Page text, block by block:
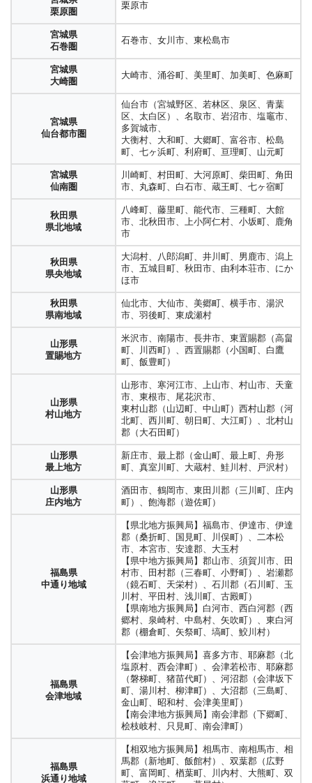
沿岸地域
住田町、大槌町、山田町、岩泉町、田野畑
岩手県
県北地域
久慈市、二戸市、普代村、軽米町、野田
宮城県
気仙沼・本吉圏
気仙沼市、南三陸町
登米圏
大崎市、加美町、栗原市、色麻町、登米
市、美里町、涌谷町
栗原市
宮城県
石巻圏
石巻市、女川市、東松島市
宮城県
大崎圏
大崎市、涌谷町、美里町、加美町、色麻町
宮城県
仙台都市圏
仙台市（宮城野区、若林区、泉区、青葉
区、太白区）、名取市、岩沼市、塩竈市、
多賀城市、
大衡村、大和町、大郷町、富谷市、松島
町、七ヶ浜町、利府町、亘理町、山元町
宮城県
仙南圏
川崎町、村田町、大河原町、柴田町、角田
市、丸森町、白石市、蔵王町、七ヶ宿町
秋田県
県北地域
八峰町、藤里町、能代市、三種町、大館
市、北秋田市、上小阿仁村、小坂町、鹿角
市
秋田県
県央地域
大潟村、八郎潟町、井川町、男鹿市、潟上
市、五城目町、秋田市、由利本荘市、にか
ほ市
秋田県
県南地域
仙北市、大仙市、美郷町、横手市、湯沢
市、羽後町、東成瀬村
山形県
置賜地方
米沢市、南陽市、長井市、東置賜郡（高畠
町、川西町）、西置賜郡（小国町、白鷹
町、飯豊町）
山形市、寒河江市、上山市、村山市、天童
市、東根市、尾花沢市、
東村山郡（山辺町、中山町）西村山郡（河
北町、西川町、朝日町、大江町）、北村山
郡（大石田町）
新庄市、最上郡（金山町、最上町、舟形
町、真室川町、大蔵村、鮭川村、戸沢村）
庄内地方
酒田市、鶴岡市、東田川郡（三川町、庄内
町）、飽海郡（遊佐町）
【県北地方振興局】福島市、伊達市、伊達
郡（桑折町、国見町、川俣町）、二本松
市、本宮市、安達郡、大玉村
【県中地方振興局】郡山市、須賀川市、田
村市、田村郡（三春町、小野町）、岩瀬郡
（鏡石町、天栄村）、石川郡（石川町、玉
川村、平田村、浅川町、古殿町）
【県南地方振興局】白河市、西白河郡（西
郷村、泉崎村、中島村、矢吹町）、東白河
郡（棚倉町、矢祭町、塙町、鮫川村）
西部地域
所沢市、飯能市、狭山市、入間市、日高市
埼玉県
川越比企地域
川越市、坂戸市、鶴ヶ島市、東松山市、
町、川島町、吉見町、鳩山町、ときがわ
町、東秩父村
埼玉県
熊谷市、深谷市、寄居町、本庄市、美里
町、神川町、上里町
埼玉県
行田市、加須市、羽生市、久喜市、蓮田
市、幸手市、白岡市、宮代町、杉戸町
埼玉県
秩父地域
秩父市、横瀬町、皆野町、長瀞町、小鹿野
町
千葉県
中央地域
千葉市（中央区、花見川区、稲毛区、若葉
区、美浜区、緑区）、市原市、佐倉市、習
志野市、八千代市、四街道市、八街市、東
金市、大網白里市
千葉県
市川市、船橋市、浦安市、鎌ヶ谷市、松戸
市、柏市、我孫子市、流山市、野田市、成
田市、白井市、印西市、印旛郡（酒々井
町、栄町）
千葉県
東地域
富里市、香取市、旭市、銚子市、匝瑳市、
香取郡（神崎町、多古町、東庄町）
茂原市、勝浦市、山武市、いすみ市、館山
市、木更津市、鴨川市、君津市、富津市、
袖ヶ浦市、南房総市、
山武郡（九十九里町、芝山市、横芝光
町）、長生郡（長生村、一宮町、睦沢町、
白子町、長柄町、長南町）、夷隅郡（大多
喜町、御宿町）、安房郡（鋸南町）
東京都
足立区、荒川区、板橋区、江戸川区、大田
区、葛飾区、北区、江東区、品川区、渋谷
区、新宿区、杉並区、墨田区、世田谷区、
台東区、中央区、千代田区、豊島区、中野
区、練馬区、文京区、港区、目黒区
多摩地域
昭島市、あきる野市、稲城市、青梅市、清
瀬市、国立市、小金井市、国分寺市、小平
市、狛江市、立川市、多摩市、調布市、西
東京市、八王子市、羽村市、東久留米市、
東村山市、東大和市、日野市、府中市、福
生市、町田市、三鷹市、武蔵野市、武蔵村
山市、
西多摩郡（奥多摩町、日の出町、瑞穂町、
檜原村）
大島町、利島村、新島村、神津島村、三宅
村、御蔵島村、八丈町、青ヶ島村、小笠原
支庁、小笠原村
神奈川県
横浜市（青葉区、旭区、泉区、磯子区、神
奈川区、金沢区、港南区、港北区、栄区、
瀬谷区、都筑区、鶴見区、戸塚区、中区、
西区、保土ヶ谷区、緑区、南区）
神奈川県
川崎市（麻生区、川崎区、幸区、高津区、
多摩区、中原区、宮前区）
神奈川県
横須賀市、鎌倉市、逗子市、三浦区、三浦
長野県
北信越地域
飯山市、中野市、下高井郡（山ノ内町、木
長野県
長野地域
長野市、須坂市、千曲市、上水内郡（信濃
代田町、立科町）、南佐久郡（小海町、佐
久穂町、川上村、南牧村、南相木村、北相
木村）
上田市、東御市、小県郡（長和町、青木
村）
長野県
松本地域
松本市、塩尻市、安曇野市、東筑摩郡（麻
績村、筑北村、生坂村、山形村、朝日村）
長野県
木曽地域
木曽郡（木曽町、上松町、南木曽町、木祖
村、王滝村、大桑村）
大北地域
大町市、北安曇郡（池田町、松川村、白馬
村、小谷村）
長野県
上伊那地域
伊那市、駒ケ根市、上伊那郡（辰野町、箕
輪町、飯島町、南箕輪町、中川村、宮田
村）
長野県
飯伊地域
飯田市、下伊那郡（松川町、高森村、阿南
町、阿智町、平谷村、根羽村、下條村、売
木村、天龍村、泰阜村、喬木村、豊丘村、
大鹿村）
諏訪地域
岡谷市、諏訪市、茅野市、諏訪郡（下諏訪
町、富士見町、原村）
岐阜地域
岐阜市、羽島市、各務原市、山県市、瑞穂
市、本巣市、羽島郡（岐南町、笠松町）、
本巣郡（北方町）
岐阜県
西濃地域
大垣市、海津市、養老郡（養老町）、不破
郡（垂井町、関ヶ原町）、安八郡（神戸
町、輪之内町、・安八町）、揖斐郡（揖斐
川町、大野町、池田町）
関市、美濃市、美濃加茂市、可児市、郡上
市、加茂郡（坂祝町、富加町、川辺町、七
宗町、八百津町、白川町、東白川村）、可
児郡（御嵩町）
岐阜県
多治見市、中津川市、瑞浪市、恵那市、土
岐市
高山市、飛騨市、下呂市、大野郡（白川
村）
静岡県
東部地域
【狭義の東部】富士市、沼津市、御殿場
市、富士宮市、裾野市、駿東郡（清水町、
長泉町、小山町）
【伊豆】三島市、伊東市、熱海市、下田
市、伊豆市、伊豆の国市、賀茂郡、東伊豆
市、河津町、南伊豆町、松崎町、西伊豆
町、田方郡（函南町）
静岡県
中部地域
静岡市（葵区、駿河区、清水区）、島田
市、焼津市、藤枝市、牧之原市、榛原郡
（吉田町、川根本町）
豊能地域
町、豊能町）
大阪府
三島地域
高槻市、吹田市、茨木市、摂津市、三島郡
（島本町）
大阪府
泉北地域
堺市（北区、堺区、中区、西区、東区、南
区、美原区）、泉大津市、和泉市、高石
市、泉北郡（忠岡町）
大阪府
泉南地域
岸和田市、貝塚市、泉佐野市、泉南市、阪
南市、泉南郡（熊取町、田尻町、岬町）
北河内地域
枚方市、寝屋川市、守口市、大東市、門真
市、四条畷市、交野市
大阪府
中河内地域
東大阪市、八尾市、柏原市
大阪府
富田林市、河内長野市、松原市、羽曳野
市、藤井寺市、大阪狭山市、南河内郡（太
子町、河南町、千早赤阪村）
兵庫県
神戸地域
神戸市（東灘区、灘区、兵庫区、長田区、
須磨区、垂水区、北区、中央区、西区）
兵庫県
阪神南地域
尼崎市、西宮市、芦屋市
兵庫県
阪神北地域
伊丹市、宝塚市、川西市、三田市、川辺郡
（猪名川町）
兵庫県
明石市、加古川市、高砂市、加古郡（稲美
町、須磨町）
兵庫県
北播磨地域
西脇市、三木市、小野市、加西市、加東
市、多可郡（多可町）
中播磨地域
姫路市、神崎郡（神河町、市川町、福崎
町）
兵庫県
西播磨地域
相生市、赤穂市、宍粟市、たつの市、揖保
郡（太子町）、赤穂郡（上郡町）、佐用郡
（作用町）
豊岡市、養父市、朝来市、美方郡（香美
町、新温泉町）
丹波地域
丹波市、篠山市
兵庫県
洲本市、淡路市、南あわじ市
奈良市、生駒市、大和郡山市、天理市、山
辺郡（山添村）
西和地域
生駒郡（平郡町、三郷町、斑鳩町、安堵
町）、北葛城郡（王寺町、河合町、上牧
町）
香芝市、葛城市、大和高田町、橿原市、桜
井市、北葛城郡（広陵町）、磯城郡（川西
町、三宅町、田原本町）
南和地域
五条市、御所市、高市郡（高取町、明日香
村）、吉野郡（吉野町、大淀町、下市町）
呉地域
呉市、江田島市
広島県
芸北地域
町）
広島県
広島中央地域
東広島市、竹原市、豊田郡（大崎上島町）
尾道市、三原市、世羅郡（世羅町）
広島県
福山市、府中市、神石郡（神石高原町）
広島県
備北地域
三次市、庄原市
岩国広域都市圏
岩国市、玖珂郡（和木町）
町）、大島郡（周防大島町）
山口県
周南市、下松市、光市
山口県
山口市、防府市
山口県
宇部・小野田広域都市圏
宇部市、山陽小野田市、美弥市
下関市
山口県
長門市
山口県
萩広域都市圏
萩市、阿武郡（阿武町）
徳島県
東部地域
徳島市、鳴門市、小松島市、
勝浦郡（勝浦町、上勝町）、板野郡（北島
町、松茂町、藍住町、板野町、上板町）、
名西郡（石井町、神山町）、名東郡（佐那
河内村）
中央地域
吉野川市、阿波市
徳島県
阿南市、那賀郡（那賀町）、海部郡（牟岐
町、美波町、海陽町）
美馬市、三好市、美馬郡（つるぎ町）、三
好郡（東みよし町）
東讃地域
小豆郡（土庄町、小豆島町）、東讃、さぬ
き市、東かがわ市、木田郡（三木町）、高
松市、香川郡（直島町）
中讃、丸亀市、坂出市、善通寺市、綾歌郡
（綾川町、宇多津町）、仲多度郡（琴平
町、多度津町、まんのう町）、西讃、観音
寺市、三豊市
愛媛県
東予（東部）
新居浜市、四国中央市、西条市、今治市、
越智郡（上島町）
長崎県
県北地域
佐世保市、平戸市、松浦市、西海市、北松
彼杵町、川棚町、波佐見町）
長崎県
県央地域
長崎県
島原地域
長崎県
五島地域
五島市、南松浦郡（新上五島町）
壱岐地域
壱岐市
長崎県
対馬地域
対馬市
熊本県
県北地域
荒尾市、玉名市、玉名郡（玉東町、南関
町、長洲町、和水町）、山鹿市、菊池市、
合志市、
菊池郡（大津町、菊陽町）、阿蘇市、阿蘇
郡（南小国町、小国町、産山町、高森町、
西原村、南阿蘇町）
熊本県
県央地域
熊本市（中央区、東区、西区、南区、北
区）、宇土市、宇城市、下益城郡（美里
町）、上益城郡（御船町、嘉島町、益城
町、甲佐町、山都町）
県南地域
八代市八代郡（氷川町）水俣市、葦北郡
（芦北町、津奈木町）人吉市、
球磨郡（錦町、多良木町、湯前町、あさぎ
り町、村上村、相良村、五木村、山江村、
球磨村上天草市、天草市、天草郡（苓北
町）
大分県
中部地域
大分市、臼杵市、津久見市、由布市
大分県
東部地域
別府市、杵築市、国東市、東国東郡（姫島
村）、速見郡（日出町）
大分県
中津市、豊後高田市、宇佐市
日田市、玖珠郡（玖珠町、九重町）
大分県
佐伯市
竹田市、豊後大野市
延岡市、日向市、東臼杵郡（門川町、諸塚
村、椎葉村、美郷町）、西臼杵郡（高千穂
町、日之影町、五ヶ瀬町）
宮崎市、西都市、東諸県郡（国富町、綾
町）、児湯郡（高鍋町、新富町、木城町、
川南町、都農町、西米良村）
県西地区
都城市、小林市、えびの市、北諸県郡（三
股町）、西諸県郡（高原町）
栗原圏
栗原市
宮城県
石巻圏
石巻市、女川市、東松島市
宮城県
大崎圏
大崎市、涌谷町、美里町、加美町、色麻町
宮城県
仙台都市圏
仙台市（宮城野区、若林区、泉区、青葉
区、太白区）、名取市、岩沼市、塩竈市、
多賀城市、
大衡村、大和町、大郷町、富谷市、松島
町、七ヶ浜町、利府町、亘理町、山元町
宮城県
仙南圏
川崎町、村田町、大河原町、柴田町、角田
市、丸森町、白石市、蔵王町、七ヶ宿町
秋田県
県北地域
八峰町、藤里町、能代市、三種町、大館
市、北秋田市、上小阿仁村、小坂町、鹿角
市
秋田県
県央地域
大潟村、八郎潟町、井川町、男鹿市、潟上
市、五城目町、秋田市、由利本荘市、にか
ほ市
秋田県
県南地域
仙北市、大仙市、美郷町、横手市、湯沢
市、羽後町、東成瀬村
山形県
置賜地方
米沢市、南陽市、長井市、東置賜郡（高畠
町、川西町）、西置賜郡（小国町、白鷹
町、飯豊町）
山形県
村山地方
山形市、寒河江市、上山市、村山市、天童
市、東根市、尾花沢市、
東村山郡（山辺町、中山町）西村山郡（河
北町、西川町、朝日町、大江町）、北村山
郡（大石田町）
山形県
最上地方
新庄市、最上郡（金山町、最上町、舟形
町、真室川町、大蔵村、鮭川村、戸沢村）
山形県
庄内地方
酒田市、鶴岡市、東田川郡（三川町、庄内
町）、飽海郡（遊佐町）
福島県
中通り地域
【県北地方振興局】福島市、伊達市、伊達
郡（桑折町、国見町、川俣町）、二本松
市、本宮市、安達郡、大玉村
【県中地方振興局】郡山市、須賀川市、田
村市、田村郡（三春町、小野町）、岩瀬郡
（鏡石町、天栄村）、石川郡（石川町、玉
川村、平田村、浅川町、古殿町）
【県南地方振興局】白河市、西白河郡（西
郷村、泉崎村、中島村、矢吹町）、東白河
郡（棚倉町、矢祭町、塙町、鮫川村）
福島県
会津地域
【会津地方振興局】喜多方市、耶麻郡（北
塩原村、西会津町）、会津若松市、耶麻郡
（磐梯町、猪苗代町）、河沼郡（会津坂下
町、湯川村、柳津町）、大沼郡（三島町、
金山町、昭和村、会津美里町）
【南会津地方振興局】南会津郡（下郷町、
桧枝岐村、只見町、南会津町）
福島県
浜通り地域
【相双地方振興局】相馬市、南相馬市、相
馬郡（新地町、飯館村）、双葉郡（広野
町、富岡町、楢葉町、川内村、大熊町、双